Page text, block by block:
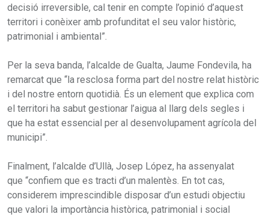
decisió irreversible, cal tenir en compte l’opinió d’aquest
territori i conèixer amb profunditat el seu valor històric,
patrimonial i ambiental”.
Per la seva banda, l’alcalde de Gualta, Jaume Fondevila, ha
remarcat que “la resclosa forma part del nostre relat històric
i del nostre entorn quotidià. És un element que explica com
el territori ha sabut gestionar l’aigua al llarg dels segles i
que ha estat essencial per al desenvolupament agrícola del
municipi”.
Finalment, l’alcalde d’Ullà, Josep López, ha assenyalat
que “confiem que es tracti d’un malentès. En tot cas,
considerem imprescindible disposar d’un estudi objectiu
que valori la importància històrica, patrimonial i social